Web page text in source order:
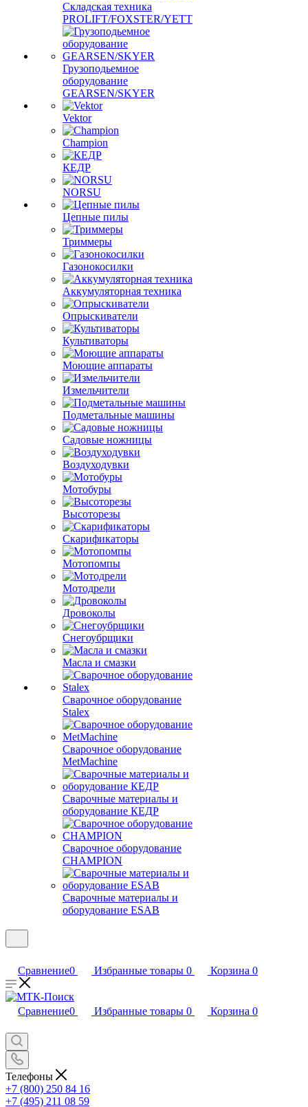
Складская техника
PROLIFT/FOXSTER/YETT
Грузоподьемное
оборудование
GEARSEN/SKYER
Vektor
Champion
КЕДР
NORSU
Цепные пилы
Триммеры
Газонокосилки
Аккумуляторная техника
Опрыскиватели
Культиваторы
Моющие аппараты
Измельчители
Подметальные машины
Садовые ножницы
Воздуходувки
Мотобуры
Высоторезы
Скарификаторы
Мотопомпы
Мотодрели
Дровоколы
Снегоубрщики
Масла и смазки
Сварочное оборудование
Stalex
Сварочное оборудование
MetMachine
Сварочные материалы и
оборудование КЕДР
Сварочное оборудование
CHAMPION
Сварочные материалы и
оборудование ESAB
Сравнение0 Избранные товары 0 Корзина 0
Сравнение0 Избранные товары 0 Корзина 0
Телефоны
+7 (800) 250 84 16
+7 (495) 211 08 59